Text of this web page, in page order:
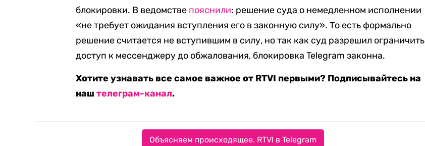
блокировки. В ведомстве пояснили: решение суда о немедленном исполнении
«не требует ожидания вступления его в законную силу». То есть формально
решение считается не вступившим в силу, но так как суд разрешил ограничить
доступ к мессенджеру до обжалования, блокировка Telegram законна.
Хотите узнавать все самое важное от RTVI первыми? Подписывайтесь на
наш телеграм-канал.
Объясняем происходящее. RTVI в Telegram